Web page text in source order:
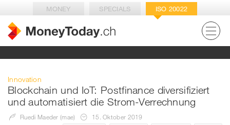
MONEY SPECIALS ISO 20022
Innovation
Blockchain und IoT: Postfinance diversifiziert
und automatisiert die Strom-Verrechnung
Ruedi Maeder (mae)
15. Oktober 2019